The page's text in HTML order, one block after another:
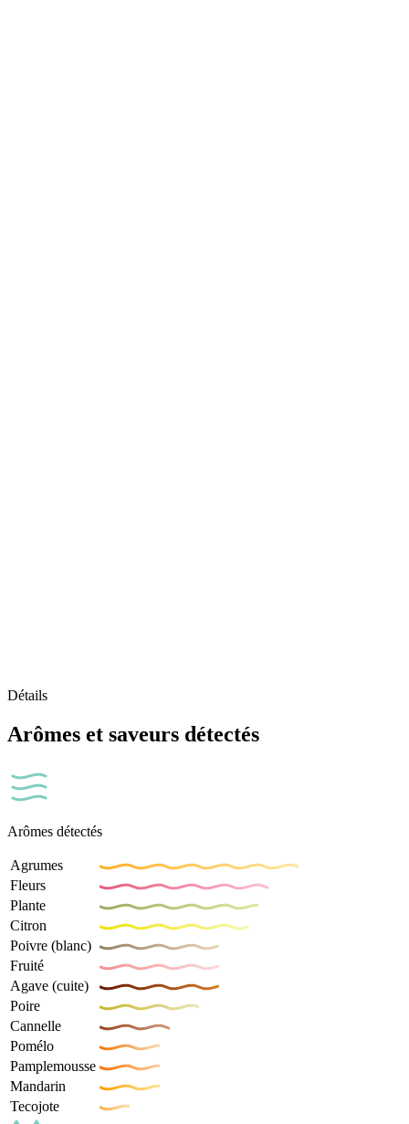
Détails
Arômes et saveurs détectés
Arômes détectés
Agrumes
Fleurs
Plante
Citron
Poivre (blanc)
Fruité
Agave (cuite)
Poire
Cannelle
Pomélo
Pamplemousse
Mandarin
Tecojote